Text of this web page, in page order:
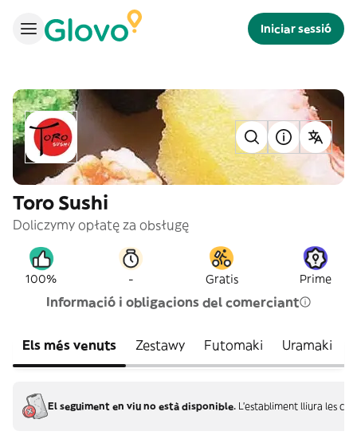
Iniciar sessió
Toro Sushi
Doliczymy opłatę za obsługę
100% - Gratis Prime
Informació i obligacions del comerciant
Els més venuts Zestawy Futomaki Uramaki
El seguiment en viu no està disponible. L'establiment lliura les